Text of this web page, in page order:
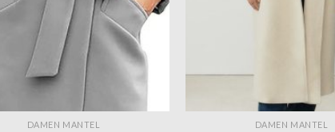
DAMEN MANTEL DAMEN MANTEL